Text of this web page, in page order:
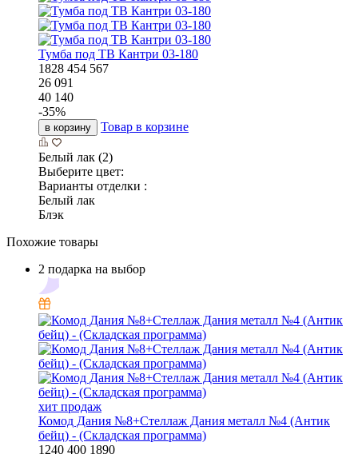
Тумба под ТВ Кантри 03-180
1828 454 567
26 091
40 140
-35%
в корзину Товар в корзине
Белый лак (2)
Выберите цвет:
Варианты отделки :
Белый лак
Блэк
Похожие товары
2 подарка на выбор
хит продаж
Комод Дания №8+Стеллаж Дания металл №4 (Антик
бейц) - (Складская программа)
1240 400 1890